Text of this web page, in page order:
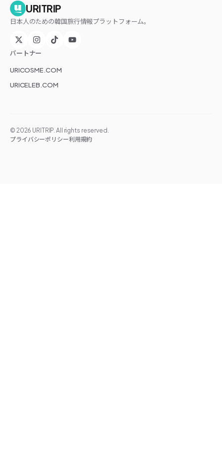
URITRIP
日本人のための韓国旅行情報プラットフォーム。
パートナー
URICOSME.COM
URICELEB.COM
© 2026 URITRIP. All rights reserved.
プライバシーポリシー利用規約